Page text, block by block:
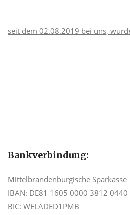
seit dem 02.08.2019 bei uns,
Bankverbindung:
Mittelbrandenburgische Sparkasse
IBAN: DE81 1605 0000 3812 0440
BIC: WELADED1PMB